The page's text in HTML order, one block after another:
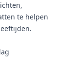
te helpen